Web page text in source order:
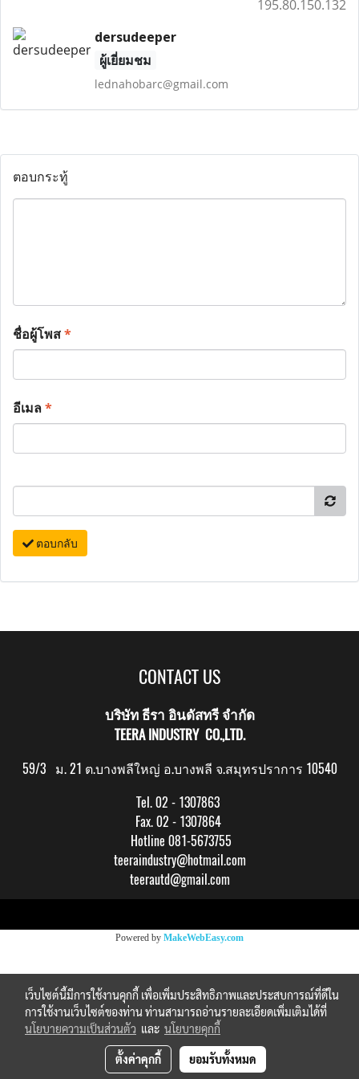
195.80.150.132
dersudeeper
ผู้เยี่ยมชม
lednahobarc@gmail.com
ตอบกระทู้
ชื่อผู้โพส*
อีเมล*
ตอบกลับ
CONTACT US
บริษัท ธีรา อินดัสทรี จำกัด
TEERA INDUSTRY CO.,LTD.
59/3 ม. 21 ต.บางพลีใหญ่ อ.บางพลี จ.สมุทรปราการ 10540
Tel. 02 - 1307863
Fax. 02 - 1307864
Hotline 081-5673755
teeraindustry@hotmail.com
teerautd@gmail.com
Powered by MakeWebEasy.com
เว็บไซต์นี้มีการใช้งานคุกกี้ เพื่อเพิ่มประสิทธิภาพและประสบการณ์ที่ดีใน
การใช้งานเว็บไซต์ของท่าน ท่านสามารถอ่านรายละเอียดเพิ่มเติมได้ที่
นโยบายความเป็นส่วนตัว และ นโยบายคุกกี้
ตั้งค่าคุกกี้ ยอมรับทั้งหมด